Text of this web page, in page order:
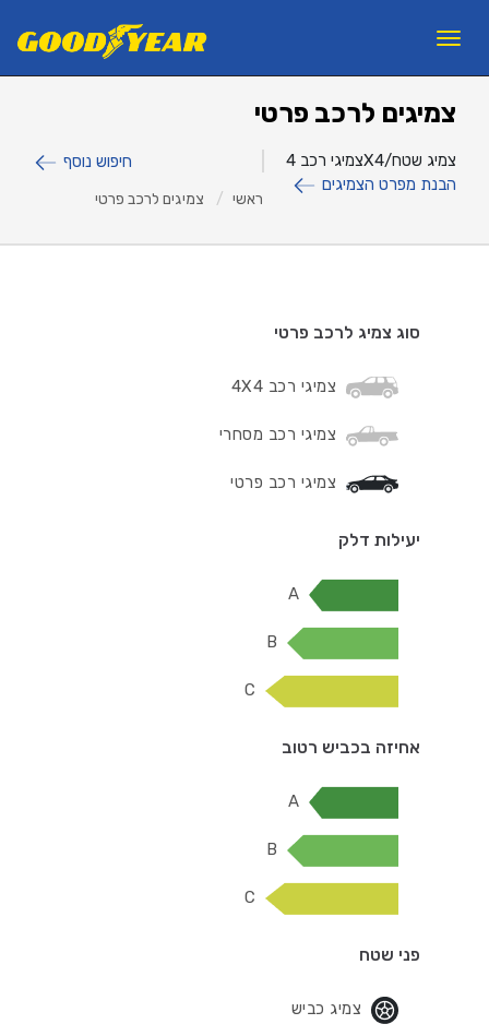
×
צמיגים לרכב פרטי
צמיגי משא ואוטובוסים
צמיגים לעבודות עפר
אודות ב.מ.ב
למה GOODYEAR?
Toggle
צמיגים לרכב פרטי
צמיגי רכב 4X4/צמיג שטח
חיפוש נוסף
הבנת מפרט הצמיגים
ראשי צמיגים לרכב פרטי
סוג צמיג לרכב פרטי
צמיגי רכב 4X4
צמיגי רכב מסחרי
צמיגי רכב פרטי
יעילות דלק
A
B
C
אחיזה בכביש רטוב
A
B
C
פני שטח
צמיג כביש